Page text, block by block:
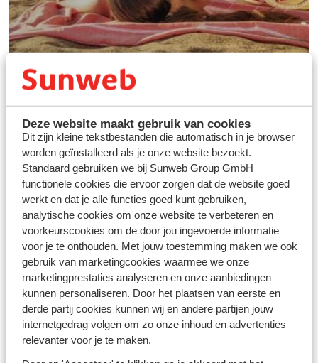
Deze website maakt gebruik van cookies
Dit zijn kleine tekstbestanden die automatisch in je browser
worden geïnstalleerd als je onze website bezoekt.
Standaard gebruiken we bij Sunweb Group GmbH
functionele cookies die ervoor zorgen dat de website goed
werkt en dat je alle functies goed kunt gebruiken,
analytische cookies om onze website te verbeteren en
voorkeurscookies om de door jou ingevoerde informatie
voor je te onthouden. Met jouw toestemming maken we ook
gebruik van marketingcookies waarmee we onze
marketingprestaties analyseren en onze aanbiedingen
kunnen personaliseren. Door het plaatsen van eerste en
derde partij cookies kunnen wij en andere partijen jouw
internetgedrag volgen om zo onze inhoud en advertenties
relevanter voor je te maken.
Vos vacances idéales au
ski
Découvrir